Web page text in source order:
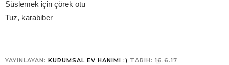
Süslemek için çörek otu
Tuz, karabiber
YAYINLAYAN: KURUMSAL EV HANIMI :) TARIH: 16.6.17